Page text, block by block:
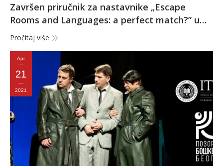
Završen priručnik za nastavnike „Escape
Rooms and Languages: a perfect match?” u
okviru Erasmus+ projekta „SpeakER”
Pročitaj više
Apr
21
2021